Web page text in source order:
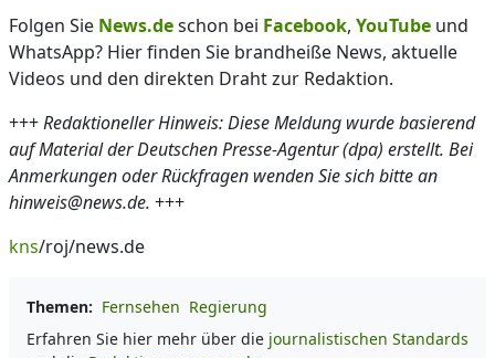
Folgen Sie News.deschon bei Facebook, YouTube und
WhatsApp? Hier finden Sie brandheiße News, aktuelle
Videos und den direkten Draht zur Redaktion.
+++Redaktioneller Hinweis: Diese Meldung wurde basierend
auf Material der Deutschen Presse-Agentur (dpa) erstellt. Bei
Anmerkungen oder Rückfragen wenden Sie sich bitte an
hinweis@news.de. +++
kns/roj/news.de
Themen: Fernsehen Regierung
Erfahren Sie hier mehr über die journalistischen Standards